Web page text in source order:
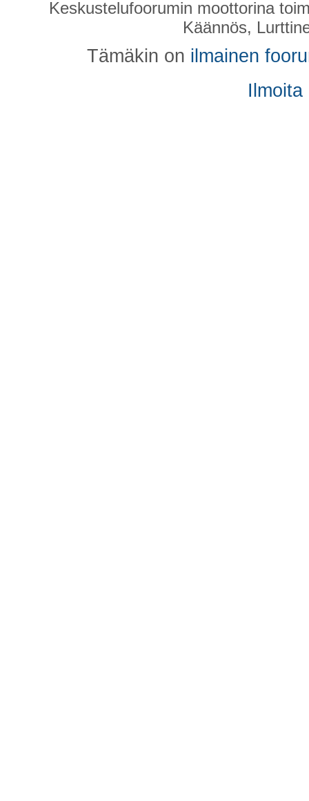
Keskustelufoorumin moottorina
Käännös,
Tämäkin on ilmainen